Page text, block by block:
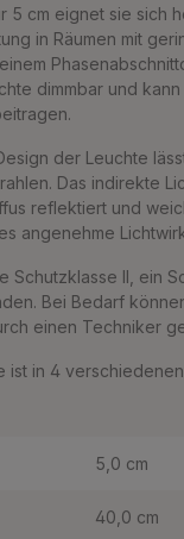
5 cm eignet sie sich
in Räumen mit
dimmbar und
der Leuchte
Das indirekte
reflektiert und
angenehme
Schutzklasse II, ein
Bei Bedarf
einen Techniker
ist in 4
5,0 cm
40,0 cm